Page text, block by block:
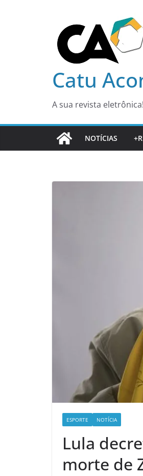
Catu
A sua revista eletrônica!
NOTÍCIAS
ESPORTE NOTÍCIA
Lula
morte de